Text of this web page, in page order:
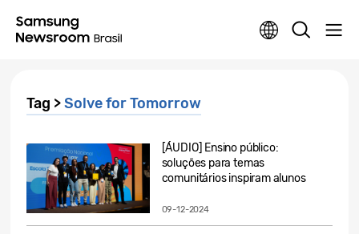
Tag >Solve for Tomorrow
[ÁUDIO] Ensino público:
soluções para temas
comunitários inspiram alunos
09-12-2024